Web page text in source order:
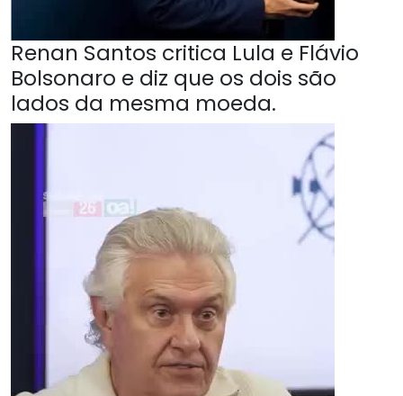
Renan Santos critica Lula e Flávio
Bolsonaro e diz que os dois são
lados da mesma moeda.